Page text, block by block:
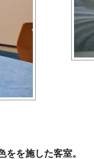
を施した客室。